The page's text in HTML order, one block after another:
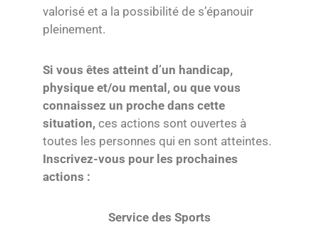
valorisé et a la possibilité de s’épanouir
pleinement.
Si vous êtes atteint d’un handicap,
physique et/ou mental, ou que vous
connaissez un proche dans cette
situation, ces actions sont ouvertes à
toutes les personnes qui en sont atteintes.
Inscrivez-vous pour les prochaines
actions :
Service des Sports